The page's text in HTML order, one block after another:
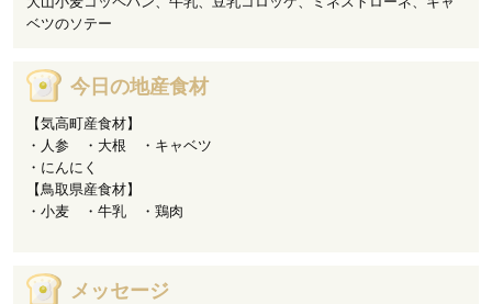
ベツのソテー
今日の地産食材
【気高町産食材】
・人参 ・大根 ・キャベツ
・にんにく
【鳥取県産食材】
・小麦 ・牛乳 ・鶏肉
メッセージ